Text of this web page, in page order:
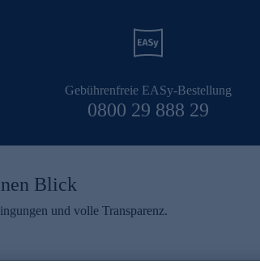
Gebührenfreie EASy-Bestellung
0800 29 888 29
Blick
und volle Transparenz.